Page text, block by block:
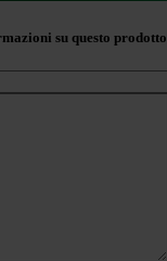
su questo prodotto